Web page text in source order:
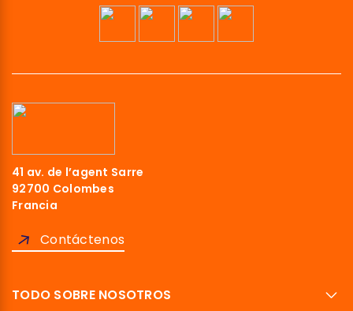
41 av. de l’agent Sarre
92700 Colombes
Francia
Contáctenos
TODO SOBRE NOSOTROS